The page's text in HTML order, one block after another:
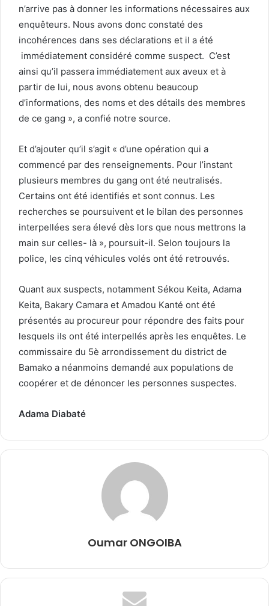
n’arrive pas à donner les informations nécessaires aux
enquêteurs. Nous avons donc constaté des
incohérences dans ses déclarations et il a été
immédiatement considéré comme suspect. C’est
ainsi qu’il passera immédiatement aux aveux et à
partir de lui, nous avons obtenu beaucoup
d’informations, des noms et des détails des membres
de ce gang », a confié notre source.
Et d’ajouter qu’il s’agit « d’une opération qui a
commencé par des renseignements. Pour l’instant
plusieurs membres du gang ont été neutralisés.
Certains ont été identifiés et sont connus. Les
recherches se poursuivent et le bilan des personnes
interpellées sera élevé dès lors que nous mettrons la
main sur celles- là », poursuit-il. Selon toujours la
police, les cinq véhicules volés ont été retrouvés.
Quant aux suspects, notamment Sékou Keita, Adama
Keita, Bakary Camara et Amadou Kanté ont été
présentés au procureur pour répondre des faits pour
lesquels ils ont été interpellés après les enquêtes. Le
commissaire du 5è arrondissement du district de
Bamako a néanmoins demandé aux populations de
coopérer et de dénoncer les personnes suspectes.
Adama Diabaté
Oumar ONGOIBA